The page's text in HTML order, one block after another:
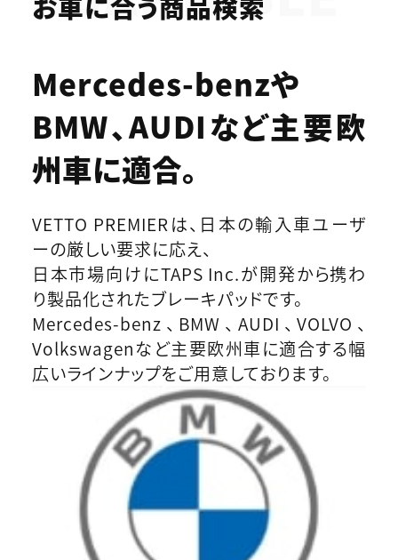
Mercedes-benzや
BMW、AUDIなど主要欧
州車に適合。
VETTO PREMIERは、日本の輸入車ユーザ
ーの厳しい要求に応え、
日本市場向けにTAPS Inc.が開発から携わ
り製品化されたブレーキパッドです。
Mercedes-benz、BMW、AUDI、VOLVO、
Volkswagenなど主要欧州車に適合する幅
広いラインナップをご用意しております。